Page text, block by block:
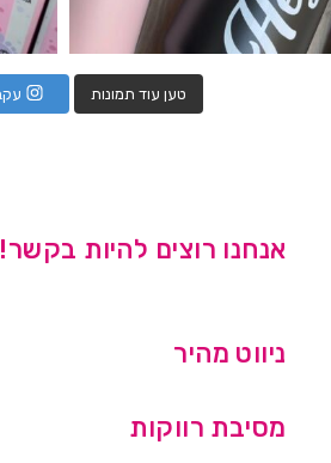
טען עוד תמונות
אנחנו רוצים להיות בקשר!
ניווט מהיר
מסיבת רווקות